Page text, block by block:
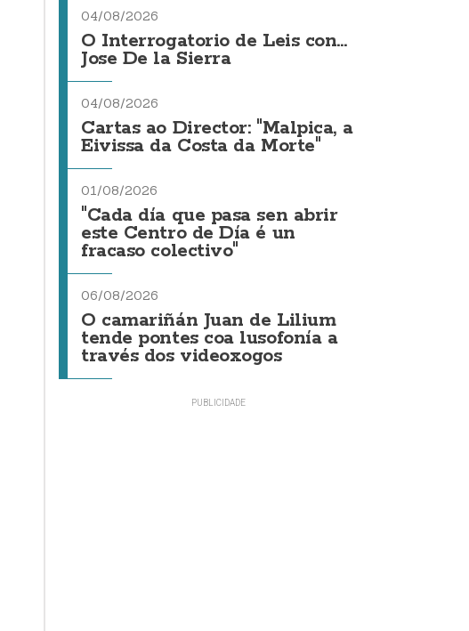
04/08/2026
O Interrogatorio de Leis con...
Jose De la Sierra
04/08/2026
Cartas ao Director: "Malpica, a
Eivissa da Costa da Morte"
01/08/2026
"Cada día que pasa sen abrir
este Centro de Día é un
fracaso colectivo"
06/08/2026
O camariñán Juan de Lilium
tende pontes coa lusofonía a
través dos videoxogos